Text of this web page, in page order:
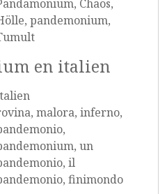
Chaos,
pandemonium,
en italien
malora, inferno,
un
il
finimondo